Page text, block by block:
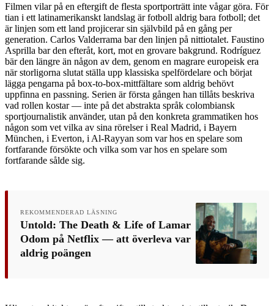
Filmen vilar på en eftergift de flesta sportporträtt inte vågar göra. För
tian i ett latinamerikanskt landslag är fotboll aldrig bara fotboll; det
är linjen som ett land projicerar sin självbild på en gång per
generation. Carlos Valderrama bar den linjen på nittiotalet. Faustino
Asprilla bar den efteråt, kort, mot en grovare bakgrund. Rodríguez
bär den längre än någon av dem, genom en magrare europeisk era
när storligorna slutat ställa upp klassiska spelfördelare och börjat
lägga pengarna på box-to-box-mittfältare som aldrig behövt
uppfinna en passning. Serien är första gången han tillåts beskriva
vad rollen kostar — inte på det abstrakta språk colombiansk
sportjournalistik använder, utan på den konkreta grammatiken hos
någon som vet vilka av sina rörelser i Real Madrid, i Bayern
München, i Everton, i Al-Rayyan som var hos en spelare som
fortfarande försökte och vilka som var hos en spelare som
fortfarande sålde sig.
REKOMMENDERAD LÄSNING
Untold: The Death & Life of Lamar
Odom på Netflix — att överleva var
aldrig poängen